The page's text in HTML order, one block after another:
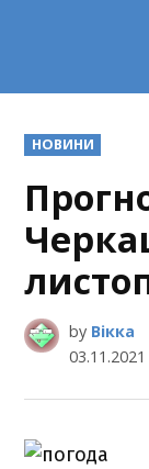
POSTED
IN
НОВИНИ
by Вікка
03.11.2021